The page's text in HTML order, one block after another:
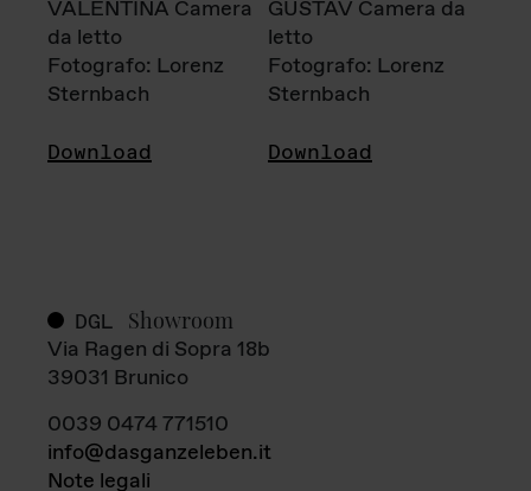
VALENTINA Camera
da letto
Fotografo: Lorenz
Sternbach
Download
GUSTAV Camera da
letto
Fotografo: Lorenz
Sternbach
Download
DGL Showroom
Via Ragen di Sopra 18b
39031 Brunico
0039 0474 771510
info@dasganzeleben.it
Note legali